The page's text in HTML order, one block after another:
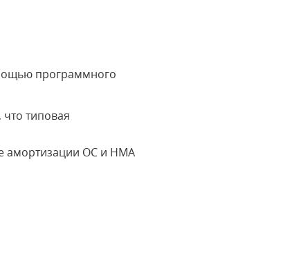
программного
типовая
амортизации ОС и НМА